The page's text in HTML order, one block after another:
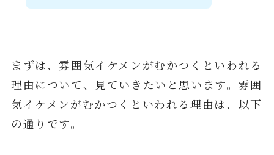
まずは、雰囲気イケメンがむかつくといわれる
理由について、見ていきたいと思います。雰囲
気イケメンがむかつくといわれる理由は、以下
の通りです。